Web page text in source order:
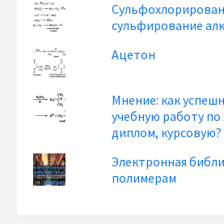
сульфирование
Ацетон
Мнение: как
учебную работу
диплом, курсовую?
Электронная
полимерам